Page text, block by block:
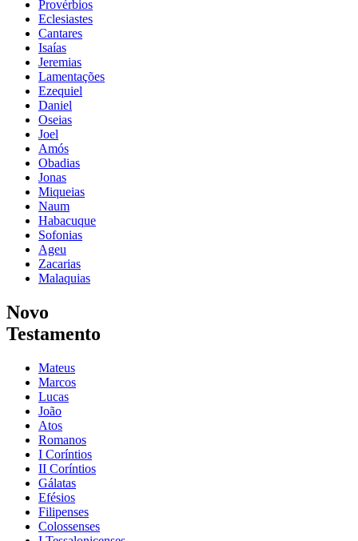
Provérbios
Eclesiastes
Cantares
Isaías
Jeremias
Lamentações
Ezequiel
Daniel
Oseias
Joel
Amós
Obadias
Jonas
Miqueias
Naum
Habacuque
Sofonias
Ageu
Zacarias
Malaquias
Novo
Testamento
Mateus
Marcos
Lucas
João
Atos
Romanos
I Coríntios
II Coríntios
Gálatas
Efésios
Filipenses
Colossenses